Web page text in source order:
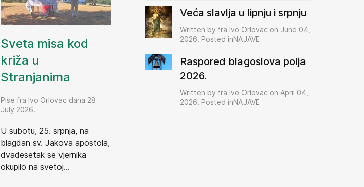
Sveta misa kod
križa u
Stranjanima
Piše fra Ivo Orlovac dana 28
July 2026.
U subotu, 25. srpnja, na
blagdan sv. Jakova apostola,
dvadesetak se vjernika
okupilo na svetoj...
Veća slavlja u lipnju i srpnju
Written by fra Ivo Orlovac on June 04,
2026. Posted inNAJAVE
Raspored blagoslova polja
2026.
Written by fra Ivo Orlovac on April 04,
2026. Posted inNAJAVE